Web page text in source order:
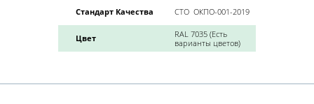
Стандарт Качества
СТО ОКПО-001-2019
Цвет
RAL 7035 (Есть
варианты цветов)